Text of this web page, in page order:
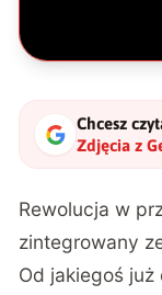
Chcesz
Zdjęcia z
jeszcze
Rewolucja w
zintegrowany
Od jakiegoś